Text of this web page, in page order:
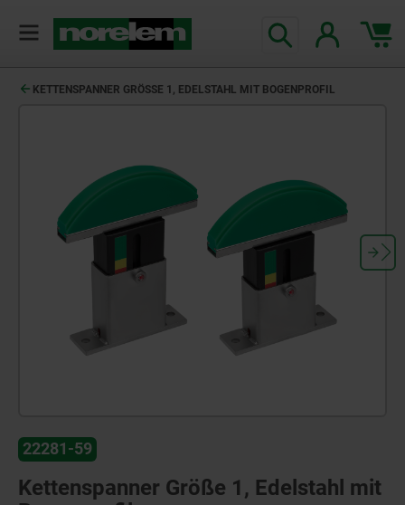
KETTENSPANNER GRÖSSE 1, EDELSTAHL MIT BOGENPROFIL
22281-59
Kettenspanner Größe 1, Edelstahl mit